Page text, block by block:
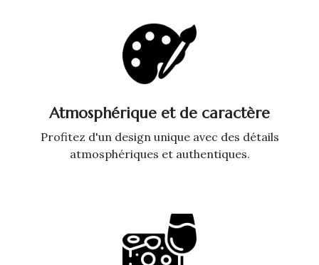
Atmosphérique et de caractère
Profitez d'un design unique avec des détails
atmosphériques et authentiques.